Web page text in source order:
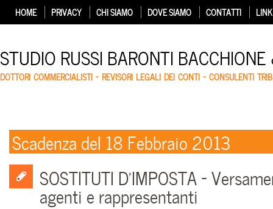
HOME PRIVACY CHI SIAMO DOVE SIAMO CONTATTI LINK
STUDIO RUSSI BARONTI
DOTTORI COMMERCIALISTI – REVISORI LEGALI DEI CONTI – CONSULENTI
Scadenza del 18 Febbraio 2013
SOSTITUTI D’IMPOSTA –
agenti e rappresentanti